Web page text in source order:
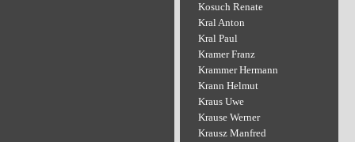
Kosuch Renate
Kral Anton
Kral Paul
Kramer Franz
Krammer Hermann
Krann Helmut
Kraus Uwe
Krause Werner
Krausz Manfred